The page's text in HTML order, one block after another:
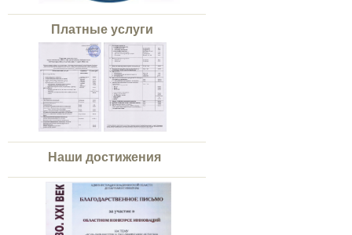
Платные услуги
Наши достижения